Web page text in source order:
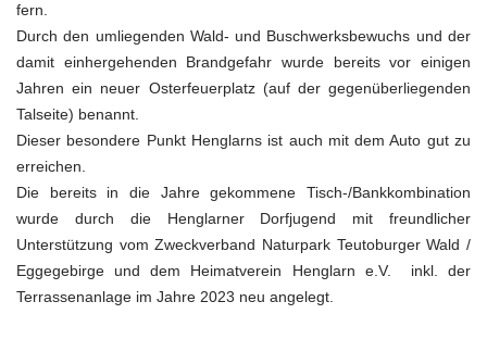
fern.
Durch den umliegenden Wald- und Buschwerksbewuchs und der
damit einhergehenden Brandgefahr wurde bereits vor einigen
Jahren ein neuer Osterfeuerplatz (auf der gegenüberliegenden
Talseite) benannt.
Dieser besondere Punkt Henglarns ist auch mit dem Auto gut zu
erreichen.
Die bereits in die Jahre gekommene Tisch-/Bankkombination
wurde durch die Henglarner Dorfjugend mit freundlicher
Unterstützung vom Zweckverband Naturpark Teutoburger Wald /
Eggegebirge und dem Heimatverein Henglarn e.V. inkl. der
Terrassenanlage im Jahre 2023 neu angelegt.